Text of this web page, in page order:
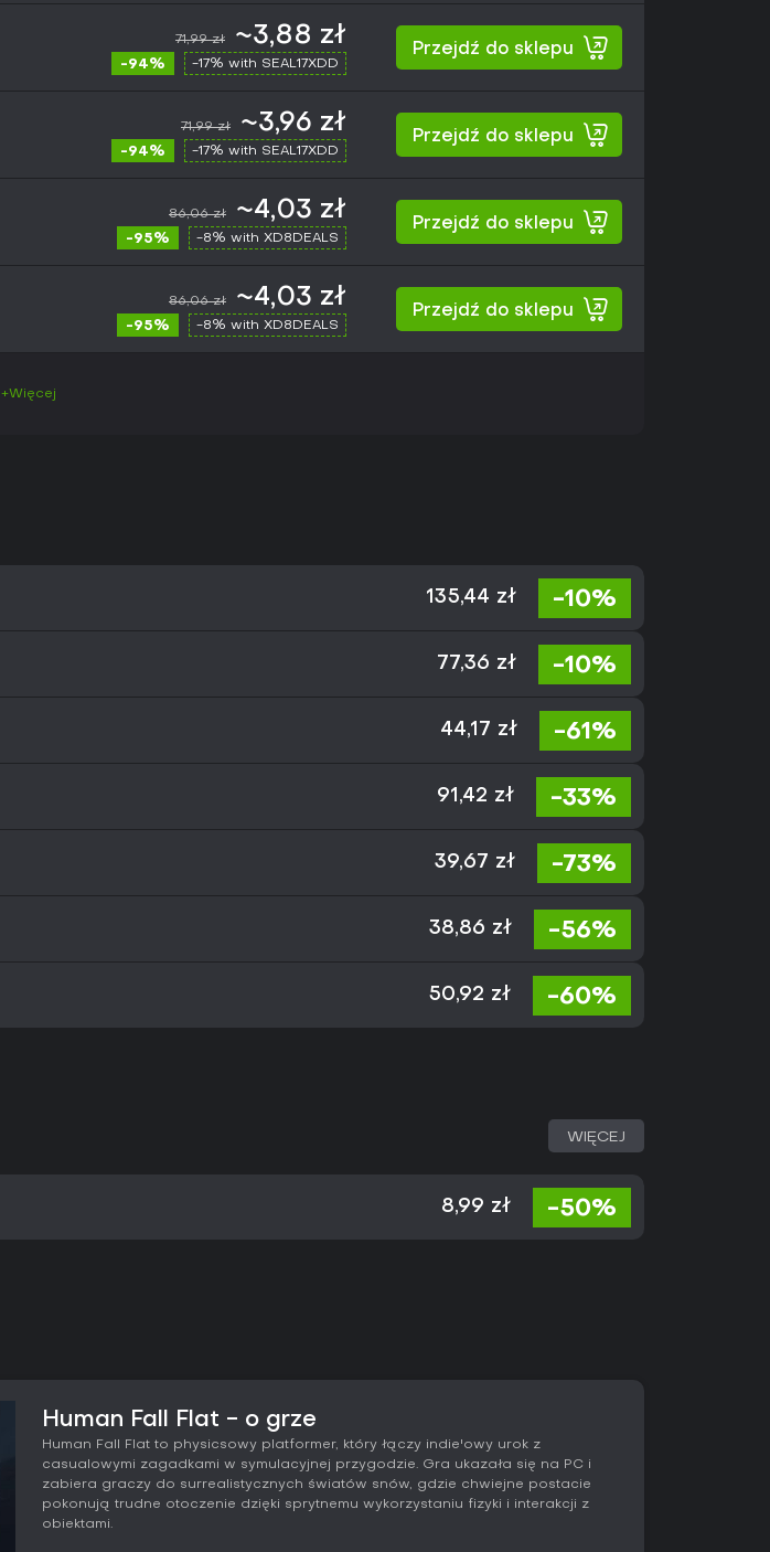
71,99 zł ~3,88 zł
-94% -17% with SEAL17XDD
Przejdź do sklepu
71,99 zł ~3,96 zł
-94% -17% with SEAL17XDD
Przejdź do sklepu
86,06 zł ~4,03 zł
-95% -8% with XD8DEALS
Przejdź do sklepu
86,06 zł ~4,03 zł
-95% -8% with XD8DEALS
Przejdź do sklepu
+Więcej
135,44 zł -10%
77,36 zł -10%
44,17 zł -61%
91,42 zł -33%
39,67 zł -73%
38,86 zł -56%
50,92 zł -60%
WIĘCEJ
8,99 zł -50%
Human Fall Flat - o grze
Human Fall Flat to physicsowy platformer, który łączy indie'owy urok z
casualowymi zagadkami w symulacyjnej przygodzie. Gra ukazała się na PC i
zabiera graczy do surrealistycznych światów snów, gdzie chwiejne postacie
pokonują trudne otoczenie dzięki sprytnemu wykorzystaniu fizyki i interakcji z
obiektami.